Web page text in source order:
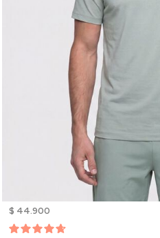
$ 44.900